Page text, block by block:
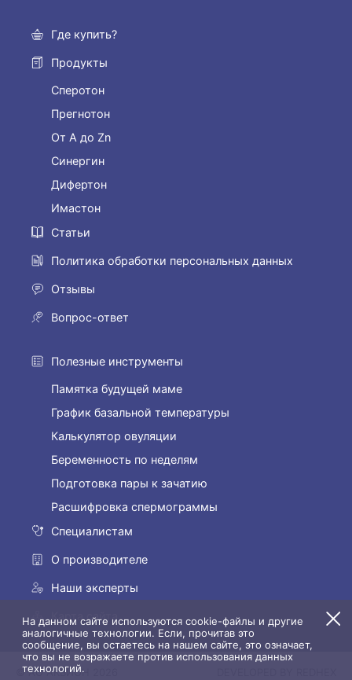
Где купить?
Продукты
Сперотон
Прегнотон
От А до Zn
Синергин
Дифертон
Имастон
Статьи
Политика обработки персональных данных
Отзывы
Вопрос-ответ
Полезные инструменты
Памятка будущей маме
График базальной температуры
Калькулятор овуляции
Беременность по неделям
Подготовка пары к зачатию
Расшифровка спермограммы
Специалистам
О производителе
Наши эксперты
Карта сайта
© АО АКВИОН 2026
На данном сайте используются cookie-файлы и другие
аналогичные технологии. Если, прочитав это
сообщение, вы остаетесь на нашем сайте, это означает,
что вы не возражаете против использования данных
технологий.